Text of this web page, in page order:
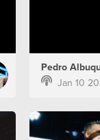
Pedro
Jan 10